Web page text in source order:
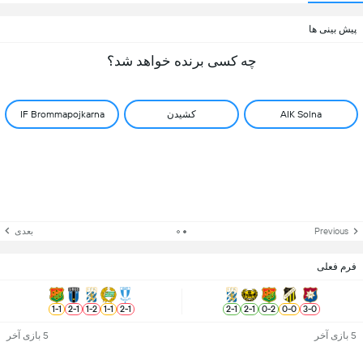
پیش بینی ها
چه کسی برنده خواهد شد؟
AIK Solna کشیدن IF Brommapojkarna
Previous بعدی
فرم فعلی
0
-
3
0
-
0
2
-
0
1
-
2
1
-
2
1
-
2
1
-
1
2
-
1
1
-
2
1
-
1
5 بازی آخر 5 بازی آخر